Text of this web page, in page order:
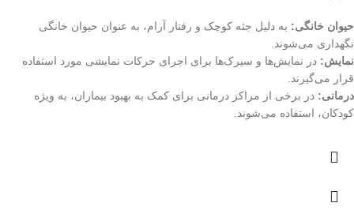
حیوان خانگی: به دلیل جثه کوچک و رفتار آرام، به عنوان حیوان خانگی
نگهداری می‌شوند.
نمایش: در نمایش‌ها و سیرک‌ها برای اجرای حرکات نمایشی مورد استفاده
قرار می‌گیرند.
درمانی: در برخی از مراکز درمانی برای کمک به بهبود بیماران، به ویژه
کودکان، استفاده می‌شوند.